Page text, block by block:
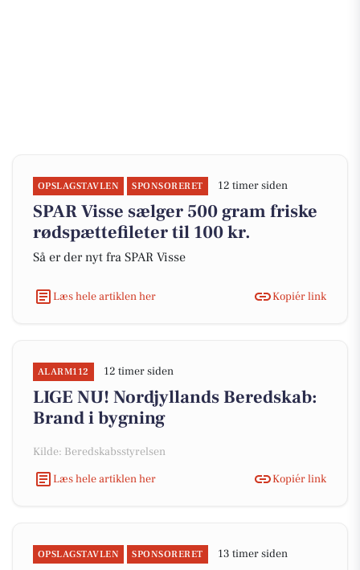
OPSLAGSTAVLEN SPONSORERET 12 timer siden
SPAR Visse sælger 500 gram friske
rødspættefileter til 100 kr.
Så er der nyt fra SPAR Visse
Læs hele artiklen her Kopiér link
ALARM112 12 timer siden
LIGE NU! Nordjyllands Beredskab:
Brand i bygning
Kilde: Beredskabsstyrelsen
Læs hele artiklen her
Kopiér link
OPSLAGSTAVLEN SPONSORERET 13 timer siden